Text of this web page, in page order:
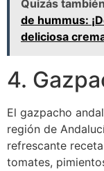
Quizás
de hummus:
deliciosa
4.
El gazpacho
región de
refrescante
tomates,